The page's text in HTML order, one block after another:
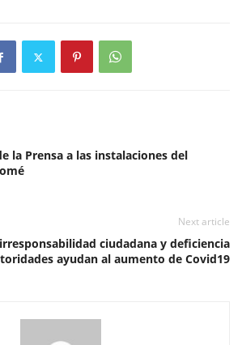
la Prensa a las instalaciones del
Next article
ciudadana y deficiencia
ayudan al aumento de Covid19